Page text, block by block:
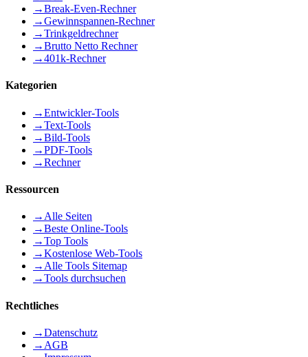
→Break-Even-Rechner
→Gewinnspannen-Rechner
→Trinkgeldrechner
→Brutto Netto Rechner
→401k-Rechner
Kategorien
→Entwickler-Tools
→Text-Tools
→Bild-Tools
→PDF-Tools
→Rechner
Ressourcen
→ Alle Seiten
→Beste Online-Tools
→Top Tools
→Kostenlose Web-Tools
→ Alle Tools Sitemap
→Tools durchsuchen
Rechtliches
→Datenschutz
→ AGB